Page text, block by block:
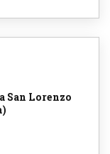
San Lorenzo